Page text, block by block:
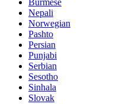
Burmese
Nepali
Norwegian
Pashto
Persian
Punjabi
Serbian
Sesotho
Sinhala
Slovak